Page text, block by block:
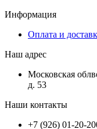
Информация
Оплата и
Наш адрес
Московская
д. 53
Наши контакты
+7 (926) 01-20-